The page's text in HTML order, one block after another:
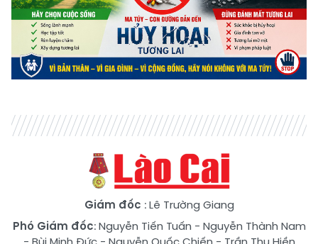
Giám đốc : Lê Trường Giang
Phó Giám đốc:Nguyễn Tiến Tuấn - Nguyễn Thành Nam